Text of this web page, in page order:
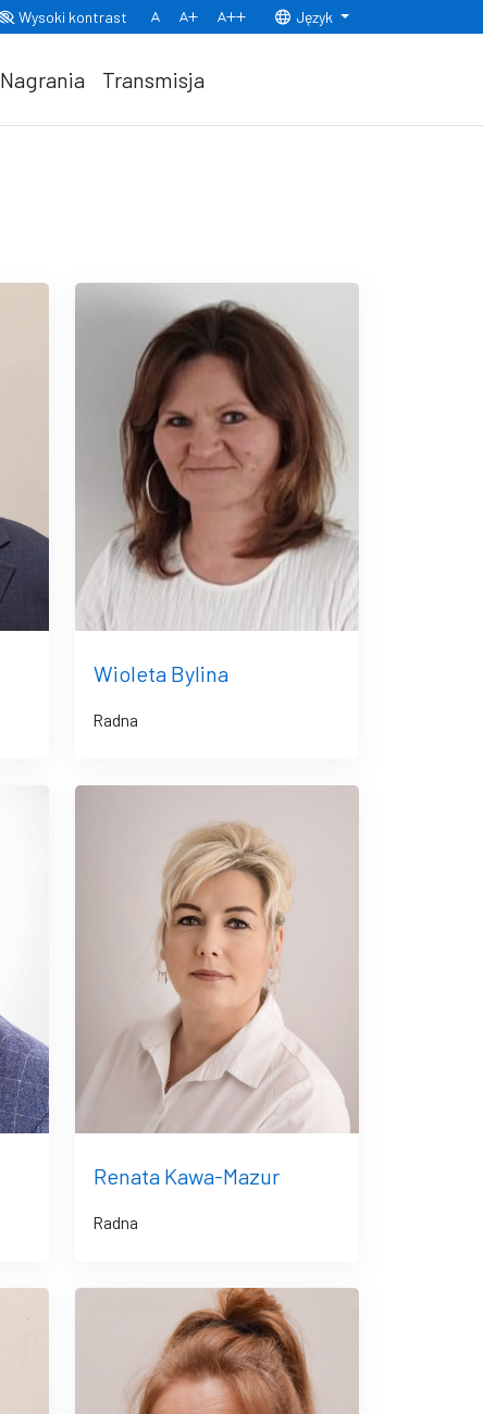
Wysoki kontrast
Normalny rozmiar czcionki
Rozmiar czcionki 150% Rozmiar czcionki 200%
Język
Nagrania Transmisja
Wioleta Bylina
Radna
Renata Kawa-Mazur
Radna